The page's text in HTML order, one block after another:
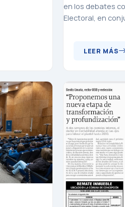
en los debates
Electoral, en
LEER MÁS